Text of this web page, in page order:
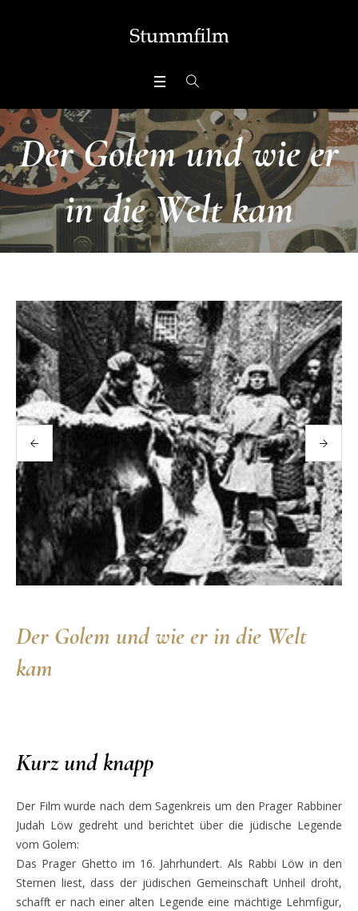
Der Golem und wie er
in die Welt kam
Der Golem und wie er in die Welt
kam
Kurz und knapp
Der Film wurde nach dem Sagenkreis um den Prager Rabbiner
Judah Löw gedreht und berichtet über die jüdische Legende
vom Golem:
Das Prager Ghetto im 16. Jahrhundert. Als Rabbi Löw in den
Sternen liest, dass der jüdischen Gemeinschaft Unheil droht,
schafft er nach einer alten Legende eine mächtige Lehmfigur,